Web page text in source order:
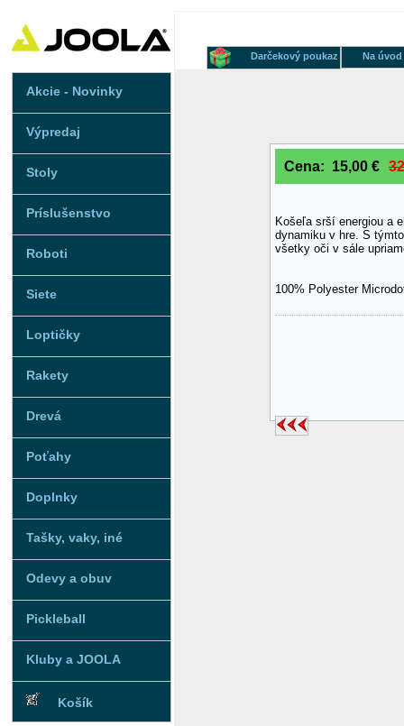
Akcie - Novinky
Výpredaj
Stoly
Príslušenstvo
Roboti
Siete
Loptičky
Rakety
Drevá
Poťahy
Doplnky
Tašky, vaky, iné
Odevy a obuv
Pickleball
Kluby a JOOLA
Košík
Na úvod
Darčekový poukaz
Cena: 15,00 €
Košeľa srší energiou a
dynamiku v hre. S
všetky oči v sále
100% Polyester